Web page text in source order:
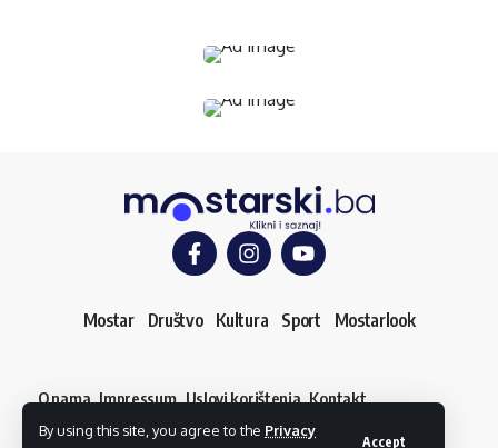
By using this site, you agree to the Privacy
Accept
Mostar Društvo Kultura Sport Mostarlook
O nama Impressum Uslovi korištenja Kontakt
Dojavi vijest
© mostarski.ba. Sva prava pridržana